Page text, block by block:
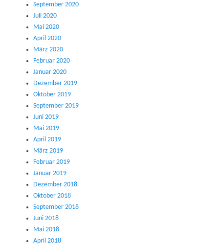
September 2020
Juli 2020
Mai 2020
April 2020
März 2020
Februar 2020
Januar 2020
Dezember 2019
Oktober 2019
September 2019
Juni 2019
Mai 2019
April 2019
März 2019
Februar 2019
Januar 2019
Dezember 2018
Oktober 2018
September 2018
Juni 2018
Mai 2018
April 2018